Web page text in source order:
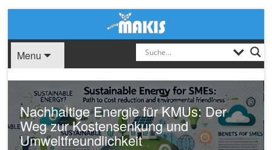
Menu
Nachhaltige Energie für KMUs: Der
Weg zur Kostensenkung und
Umweltfreundlichkeit